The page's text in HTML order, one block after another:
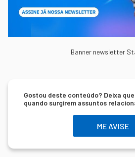
Banner newsletter
Gostou deste conteúdo? Deixa
quando surgirem assuntos
ME AVISE